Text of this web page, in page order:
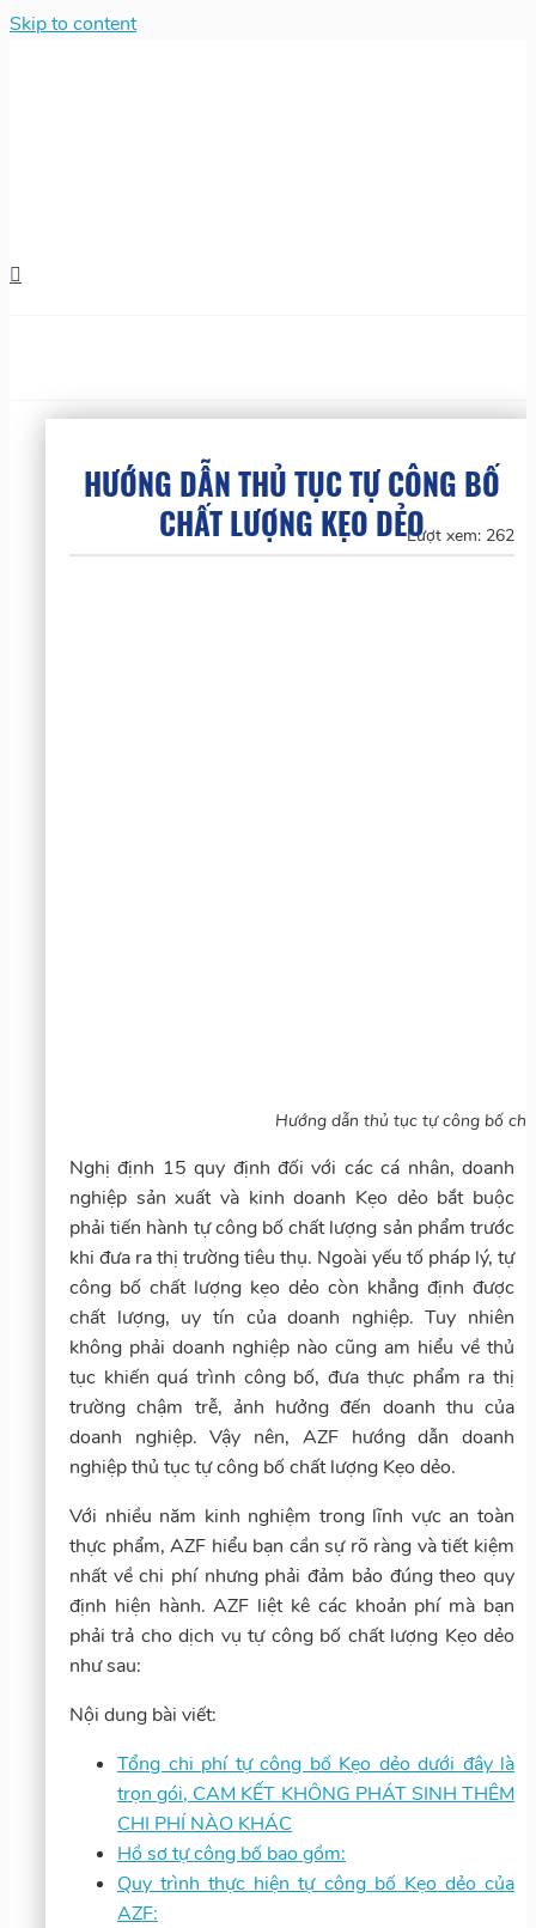
Skip to content
HƯỚNG DẪN THỦ TỤC TỰ CÔNG BỐ
CHẤT LƯỢNG KẸO DẺOLượt xem: 262
Hướng dẫn thủ tục tự công bố
Nghị định 15 quy định đối với các cá nhân, doanh
nghiệp sản xuất và kinh doanh Kẹo dẻo bắt buộc
phải tiến hành tự công bố chất lượng sản phẩm trước
khi đưa ra thị trường tiêu thụ. Ngoài yếu tố pháp lý, tự
công bố chất lượng kẹo dẻo còn khẳng định được
chất lượng, uy tín của doanh nghiệp. Tuy nhiên
không phải doanh nghiệp nào cũng am hiểu về thủ
tục khiến quá trình công bố, đưa thực phẩm ra thị
trường chậm trễ, ảnh hưởng đến doanh thu của
doanh nghiệp. Vậy nên, AZF hướng dẫn doanh
nghiệp thủ tục tự công bố chất lượng Kẹo dẻo.
Với nhiều năm kinh nghiệm trong lĩnh vực an toàn
thực phẩm, AZF hiểu bạn cần sự rõ ràng và tiết kiệm
nhất về chi phí nhưng phải đảm bảo đúng theo quy
định hiện hành. AZF liệt kê các khoản phí mà bạn
phải trả cho dịch vụ tự công bố chất lượng Kẹo dẻo
như sau:
Nội dung bài viết:
Tổng chi phí tự công bố Kẹo dẻo dưới đây là
trọn gói, CAM KẾT KHÔNG PHÁT SINH THÊM
CHI PHÍ NÀO KHÁC
Hồ sơ tự công bố bao gồm:
Quy trình thực hiện tự công bố Kẹo dẻo của
AZF: